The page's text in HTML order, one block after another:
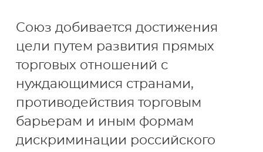
Союз добивается достижения
цели путем развития прямых
торговых отношений с
нуждающимися странами,
противодействия торговым
барьерам и иным формам
дискриминации российского